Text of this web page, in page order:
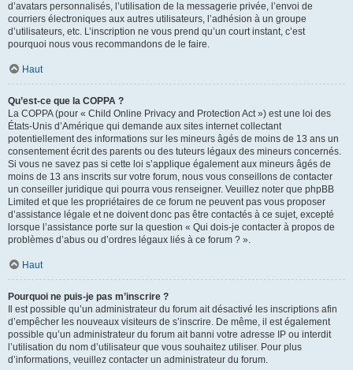
d’avatars personnalisés, l’utilisation de la messagerie privée, l’envoi de
courriers électroniques aux autres utilisateurs, l’adhésion à un groupe
d’utilisateurs, etc. L’inscription ne vous prend qu’un court instant, c’est
pourquoi nous vous recommandons de le faire.
Haut
Qu’est-ce que la COPPA ?
La COPPA (pour « Child Online Privacy and Protection Act ») est une loi des
États-Unis d’Amérique qui demande aux sites internet collectant
potentiellement des informations sur les mineurs âgés de moins de 13 ans un
consentement écrit des parents ou des tuteurs légaux des mineurs concernés.
Si vous ne savez pas si cette loi s’applique également aux mineurs âgés de
moins de 13 ans inscrits sur votre forum, nous vous conseillons de contacter
un conseiller juridique qui pourra vous renseigner. Veuillez noter que phpBB
Limited et que les propriétaires de ce forum ne peuvent pas vous proposer
d’assistance légale et ne doivent donc pas être contactés à ce sujet, excepté
lorsque l’assistance porte sur la question « Qui dois-je contacter à propos de
problèmes d’abus ou d’ordres légaux liés à ce forum ? ».
Haut
Pourquoi ne puis-je pas m’inscrire ?
Il est possible qu’un administrateur du forum ait désactivé les inscriptions afin
d’empêcher les nouveaux visiteurs de s’inscrire. De même, il est également
possible qu’un administrateur du forum ait banni votre adresse IP ou interdit
l’utilisation du nom d’utilisateur que vous souhaitez utiliser. Pour plus
d’informations, veuillez contacter un administrateur du forum.